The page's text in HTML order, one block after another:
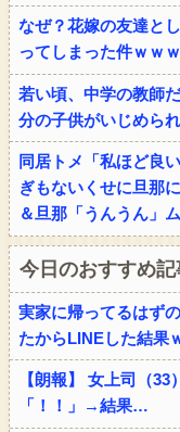
なぜ？花嫁の友達と
ってしまった件ｗｗｗ
若い頃、中学の教師
分の子供がいじめら
同居トメ「私ほど良
ぎもないくせに旦那
＆旦那「うんうん」
今日のおすすめ記
実家に帰ってるはず
たからLINEした結果
【朗報】 女上司（
「！！」→結果…